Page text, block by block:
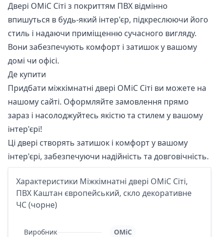
Двері OMiC Сіті з покриттям ПВХ відмінно
впишуться в будь-який інтер'єр, підкреслюючи його
стиль і надаючи приміщенню сучасного вигляду.
Вони забезпечують комфорт і затишок у вашому
домі чи офісі.
Де купити
Придбати міжкімнатні двері OMiC Сіті ви можете на
нашому сайті. Оформляйте замовлення прямо
зараз і насолоджуйтесь якістю та стилем у вашому
інтер'єрі!
Ці двері створять затишок і комфорт у вашому
інтер'єрі, забезпечуючи надійність та довговічність.
Характеристики Міжкімнатні двері OMiC Сіті,
ПВХ Каштан європейський, скло декоративне
ЧС (чорне)
Виробник
OMiC